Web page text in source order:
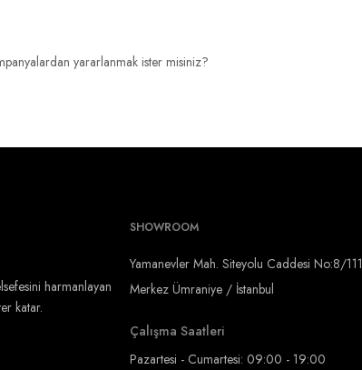
yararlanmak ister misiniz?
harmanlayan
katar.
SHOWROOM
Yamanevler Mah. Siteyolu Caddesi No:8/111
Merkez Ümraniye / İstanbul
Çalışma Saatleri
Pazartesi - Cumartesi: 09:00 - 19:00